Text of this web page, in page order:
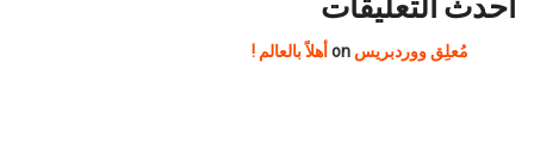
مُعلِق ووردبريس أهلاً بالعالم !